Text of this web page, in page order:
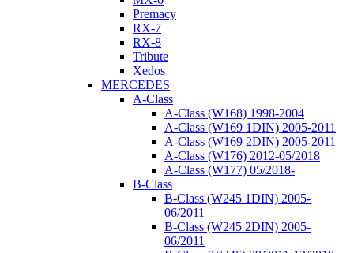
Premacy
RX-7
RX-8
Tribute
Xedos
MERCEDES
A-Class
A-Class (W168) 1998-2004
A-Class (W169 1DIN) 2005-2011
A-Class (W169 2DIN) 2005-2011
A-Class (W176) 2012-05/2018
A-Class (W177) 05/2018-
B-Class
B-Class (W245 1DIN) 2005-
06/2011
B-Class (W245 2DIN) 2005-
06/2011